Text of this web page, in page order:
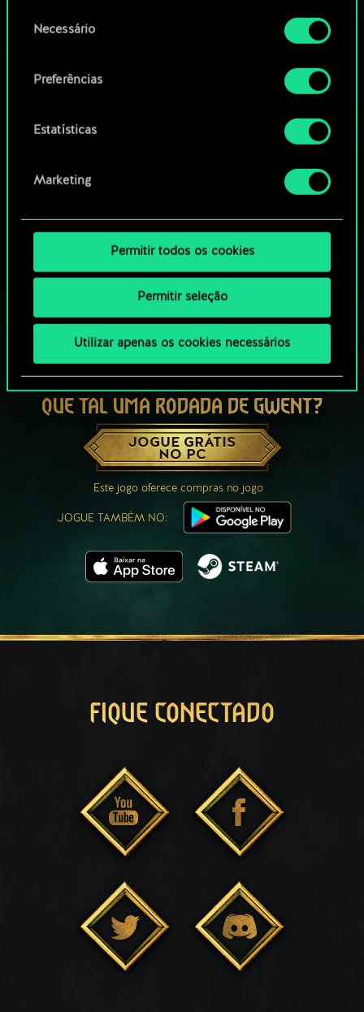
Você encontrará todos os detalhes sobre o uso
de cookies e poderá ajustar as suas preferências
no menu "Configurações" abaixo.
deNecessário
Preferências
Estatísticas
Marketing
Permitir todos os cookies
Permitir seleção
Utilizar apenas os cookies necessários
comunidade
QUE TAL UMA RODADA DE GWENT?
JOGUE GRÁTIS
NO PC
Este jogo oferece compras no jogo
JOGUE TAMBÉM NO:
FIQUE CONECTADO